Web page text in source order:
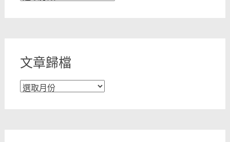
文章歸檔
文